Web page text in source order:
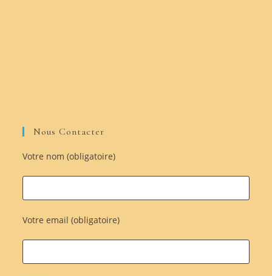
Nous Contacter
Votre nom (obligatoire)
Votre email (obligatoire)